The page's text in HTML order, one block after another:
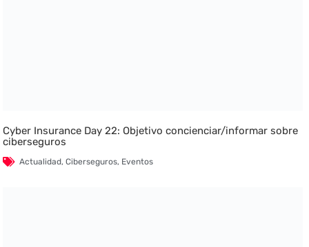
Cyber Insurance Day 22: Objetivo concienciar/informar sobre
ciberseguros
Actualidad,Ciberseguros, Eventos